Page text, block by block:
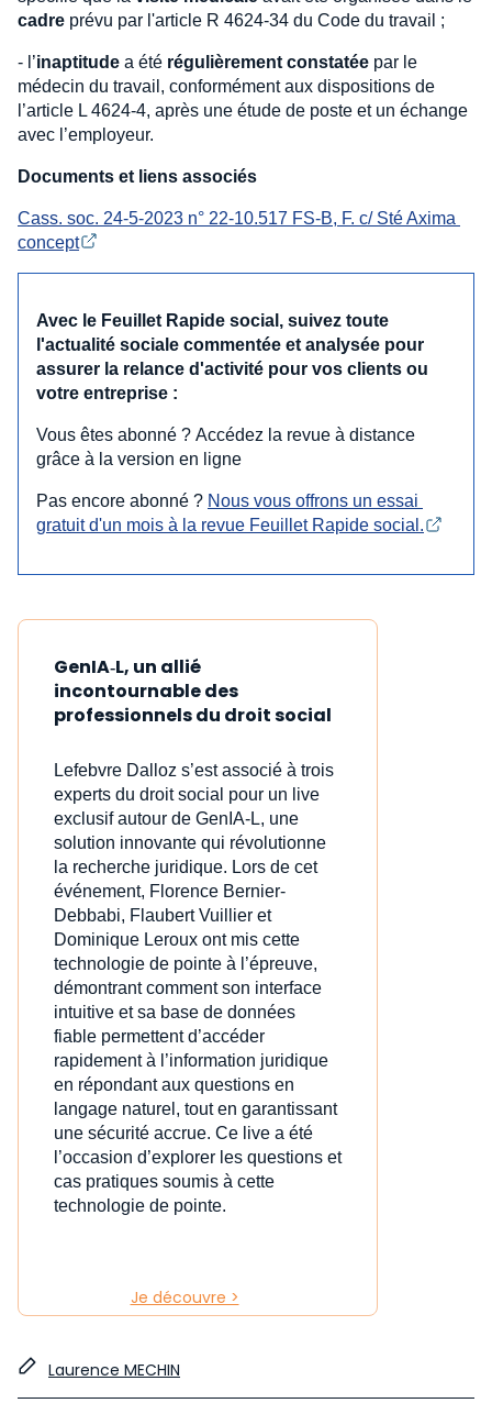
cadre prévu par l'article R 4624-34 du Code du travail ;
- l’inaptitude a été régulièrement constatée par le
médecin du travail, conformément aux dispositions de
l’article L 4624-4, après une étude de poste et un échange
avec l’employeur.
Documents et liens associés
Cass. soc. 24-5-2023 n° 22-10.517 FS-B, F. c/ Sté Axima
concept
Avec le Feuillet Rapide social, suivez toute
l'actualité sociale commentée et analysée pour
assurer la relance d'activité pour vos clients ou
votre entreprise :
Vous êtes abonné ? Accédez la revue à distance
grâce à la version en ligne
Pas encore abonné ? Nous vous offrons un essai
gratuit d'un mois à la revue Feuillet Rapide social.
GenIA‑L, un allié
incontournable des
professionnels du droit social
Lefebvre Dalloz s’est associé à trois
experts du droit social pour un live
exclusif autour de GenIA‑L, une
solution innovante qui révolutionne
la recherche juridique. Lors de cet
événement, Florence Bernier-
Debbabi, Flaubert Vuillier et
Dominique Leroux ont mis cette
technologie de pointe à l’épreuve,
démontrant comment son interface
intuitive et sa base de données
fiable permettent d’accéder
rapidement à l’information juridique
en répondant aux questions en
langage naturel, tout en garantissant
une sécurité accrue. Ce live a été
l’occasion d’explorer les questions et
cas pratiques soumis à cette
technologie de pointe.
Je découvre >
Laurence MECHIN